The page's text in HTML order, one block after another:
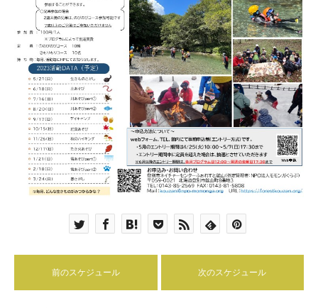
前のスケジュール 次のスケジュール